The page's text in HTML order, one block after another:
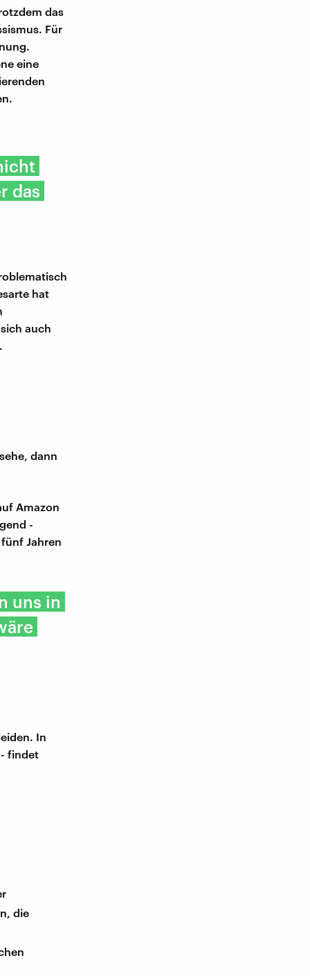
das
Für
eine
das
hat
auch
dann
Amazon
-
Jahren
uns in
In
findet
die